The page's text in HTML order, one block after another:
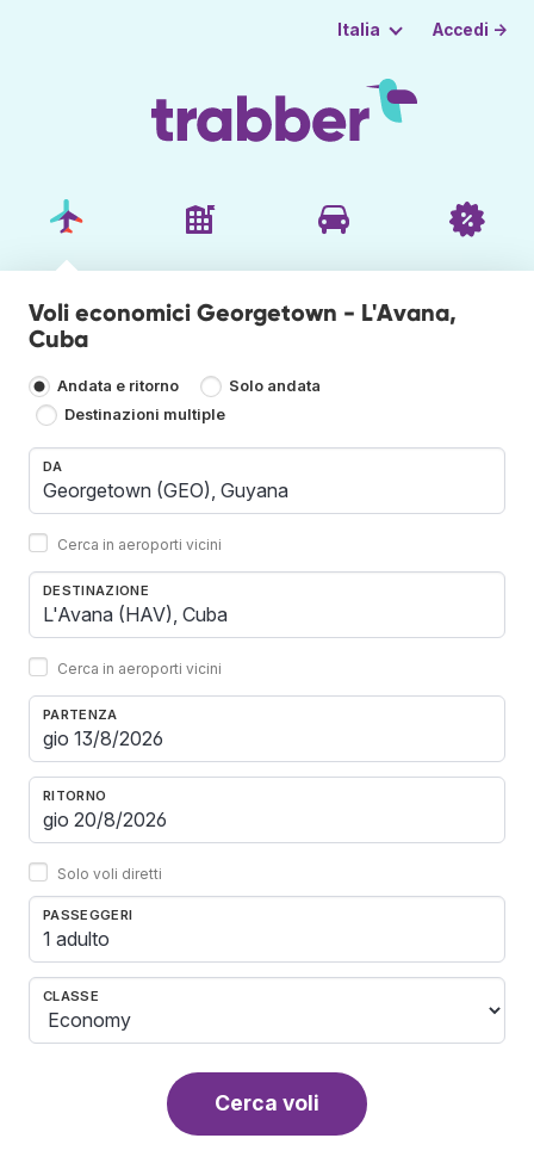
Italia Accedi →
Voli economici Georgetown - L'Avana,
Cuba
Andata e ritorno
Solo andata
Destinazioni multiple
DA
Cerca in aeroporti vicini
DESTINAZIONE
Cerca in aeroporti vicini
PARTENZA
RITORNO
Solo voli diretti
PASSEGGERI
1 adulto
CLASSE
Cerca voli